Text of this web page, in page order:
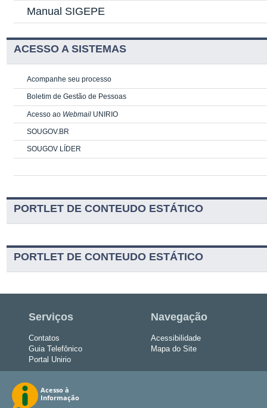
Manual SIGEPE
ACESSO A SISTEMAS
Acompanhe seu processo
Boletim de Gestão de Pessoas
Acesso ao Webmail UNIRIO
SOUGOV.BR
SOUGOV LÍDER
PORTLET DE CONTEUDO ESTÁTICO
PORTLET DE CONTEUDO ESTÁTICO
Serviços
Contatos
Guia Telefônico
Portal Unirio
Navegação
Acessibilidade
Mapa do Site